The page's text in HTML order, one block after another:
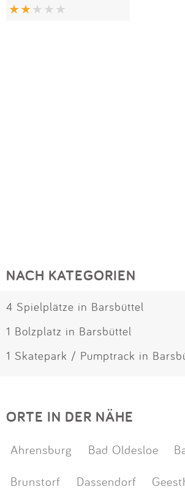
NACH KATEGORIEN
4 Spielplätze in Barsbüttel
1 Bolzplatz in Barsbüttel
1 Skatepark / Pumptrack in
ORTE IN DER NÄHE
Ahrensburg Bad Oldesloe
Brunstorf
Dassendorf